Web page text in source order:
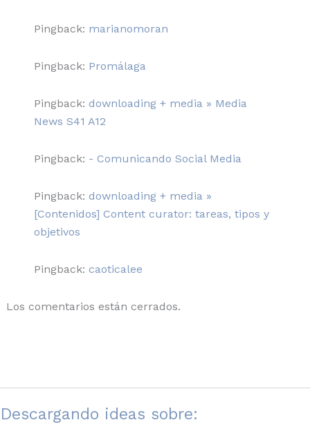
Pingback: marianomoran
Pingback: Promálaga
Pingback: downloading + media » Media
News S41 A12
Pingback: - Comunicando Social Media
Pingback: downloading + media »
[Contenidos] Content curator: tareas, tipos y
objetivos
Pingback: caoticalee
Los comentarios están cerrados.
Descargando ideas sobre: